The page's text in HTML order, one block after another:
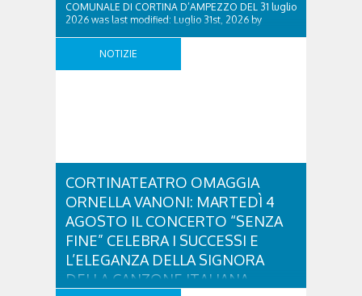
COMUNALE DI CORTINA D’AMPEZZO DEL 31 luglio
2026 was last modified: Luglio 31st, 2026 by
NOTIZIE
CORTINATEATRO OMAGGIA
ORNELLA VANONI: MARTEDÌ 4
AGOSTO IL CONCERTO “SENZA
FINE” CELEBRA I SUCCESSI E
L’ELEGANZA DELLA SIGNORA
DELLA CANZONE ITALIANA